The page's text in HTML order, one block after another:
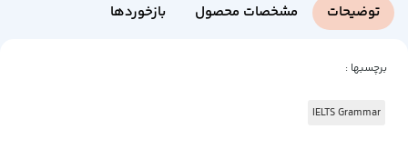
توضیحات مشخصات محصول بازخوردها
برچسبها :
IELTS Grammar